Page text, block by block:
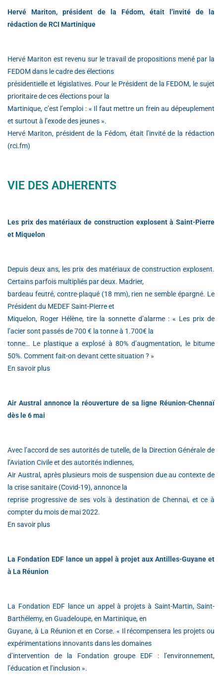
Hervé Mariton, président de la Fédom, était l’invité de la
rédaction de RCI Martinique
Hervé Mariton est revenu sur le travail de propositions mené par la
FEDOM dans le cadre des élections
présidentielle et législatives. Pour le Président de la FEDOM, le sujet
prioritaire de ces élections pour la
Martinique, c’est l’emploi : « Il faut mettre un frein au dépeuplement
et surtout à l’exode des jeunes ».
Hervé Mariton, président de la Fédom, était l’invité de la rédaction
(rci.fm)
VIE DES ADHERENTS
Les prix des matériaux de construction explosent à Saint-Pierre
et Miquelon
Depuis deux ans, les prix des matériaux de construction explosent.
Certains parfois multipliés par deux. Madrier,
bardeau feutré, contre-plaqué (18 mm), rien ne semble épargné. Le
Président du MEDEF Saint-Pierre et
Miquelon, Roger Hélène, tire la sonnette d’alarme : « Les prix de
l’acier sont passés de 700 € la tonne à 1.700€ la
tonne… Le plastique a explosé à 80% d’augmentation, le bitume
50%. Comment fait-on devant cette situation ? »
En savoir plus
Air Austral annonce la réouverture de sa ligne Réunion-Chennaï
dès le 6 mai
Avec l’accord de ses autorités de tutelle, de la Direction Générale de
l’Aviation Civile et des autorités indiennes,
Air Austral, après plusieurs mois de suspension due au contexte de
la crise sanitaire (Covid-19), annonce la
reprise progressive de ses vols à destination de Chennai, et ce à
compter du mois de mai 2022.
En savoir plus
La Fondation EDF lance un appel à projet aux Antilles-Guyane et
à La Réunion
La Fondation EDF lance un appel à projets à Saint-Martin, Saint-
Barthélemy, en Guadeloupe, en Martinique, en
Guyane, à La Réunion et en Corse. « Il récompensera les projets ou
expérimentations innovants dans les domaines
d’intervention de la Fondation groupe EDF : l’environnement,
l’éducation et l’inclusion ».